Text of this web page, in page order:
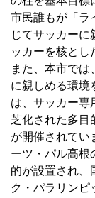
市民誰もが「ラ
じてサッカー
ッカーを核とし
また、本市で
に親しめる環境
は、サッカー専
芝化された多目
が開催されてい
ーツ・パル高根
的が設置され、
ク・パラリンピ